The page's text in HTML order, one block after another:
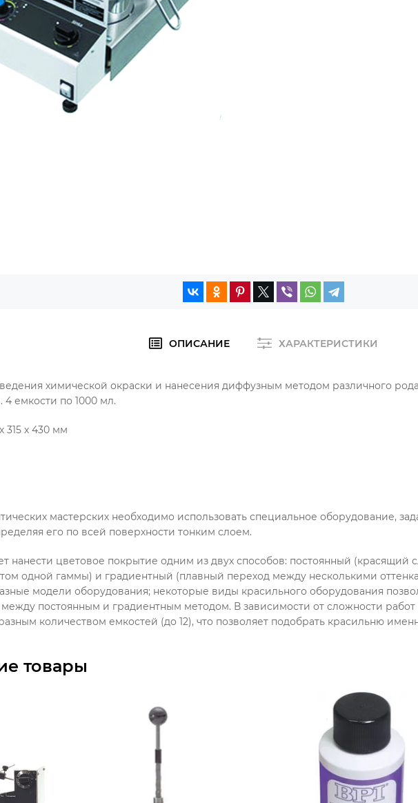
ОПИСАНИЕ ХАРАКТЕРИСТИКИ
химической окраски и нанесения диффузным методом различного
4 емкости по 1000 мл.
315 х 430 мм
мастерских необходимо использовать специальное оборудование,
его по всей поверхности тонким слоем.
нанести цветовое покрытие одним из двух способов: постоянный (красящий
одной гаммы) и градиентный (плавный переход между несколькими
модели оборудования; некоторые виды красильного оборудования
между постоянным и градиентным методом. В зависимости от сложности
количеством емкостей (до 12), что позволяет подобрать красильню
товары